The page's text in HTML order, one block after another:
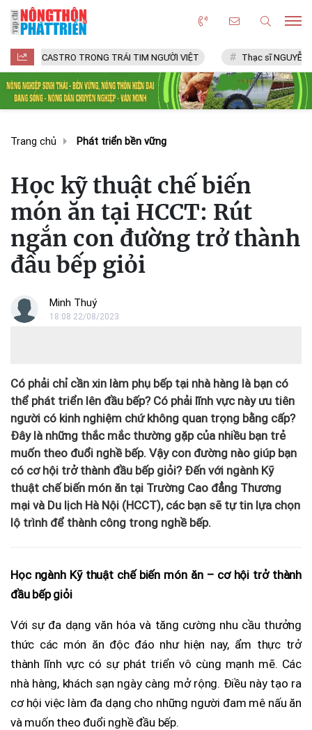
TRONG TRÁI TIM NGƯỜI VIỆT Thạc sĩ NGUYỄN VĂN CHÍ
Trang chủ Phát triển bền vững
Học kỹ thuật chế biến
món ăn tại HCCT: Rút
ngắn con đường trở thành
đầu bếp giỏi
Minh Thuý
18:08 22/08/2023
Có phải chỉ cần xin làm phụ bếp tại nhà hàng là bạn có
thể phát triển lên đầu bếp? Có phải lĩnh vực này ưu tiên
người có kinh nghiệm chứ không quan trọng bằng cấp?
Đây là những thắc mắc thường gặp của nhiều bạn trẻ
muốn theo đuổi nghề bếp. Vậy con đường nào giúp bạn
có cơ hội trở thành đầu bếp giỏi? Đến với ngành Kỹ
thuật chế biến món ăn tại Trường Cao đẳng Thương
mại và Du lịch Hà Nội (HCCT), các bạn sẽ tự tin lựa chọn
lộ trình để thành công trong nghề bếp.
Học ngành Kỹ thuật chế biến món ăn – cơ hội trở thành
đầu bếp giỏi
Với sự đa dạng văn hóa và tăng cường nhu cầu thưởng
thức các món ăn độc đáo như hiện nay, ẩm thực trở
thành lĩnh vực có sự phát triển vô cùng mạnh mẽ. Các
nhà hàng, khách sạn ngày càng mở rộng. Điều này tạo ra
cơ hội việc làm đa dạng cho những người đam mê nấu ăn
và muốn theo đuổi nghề đầu bếp.